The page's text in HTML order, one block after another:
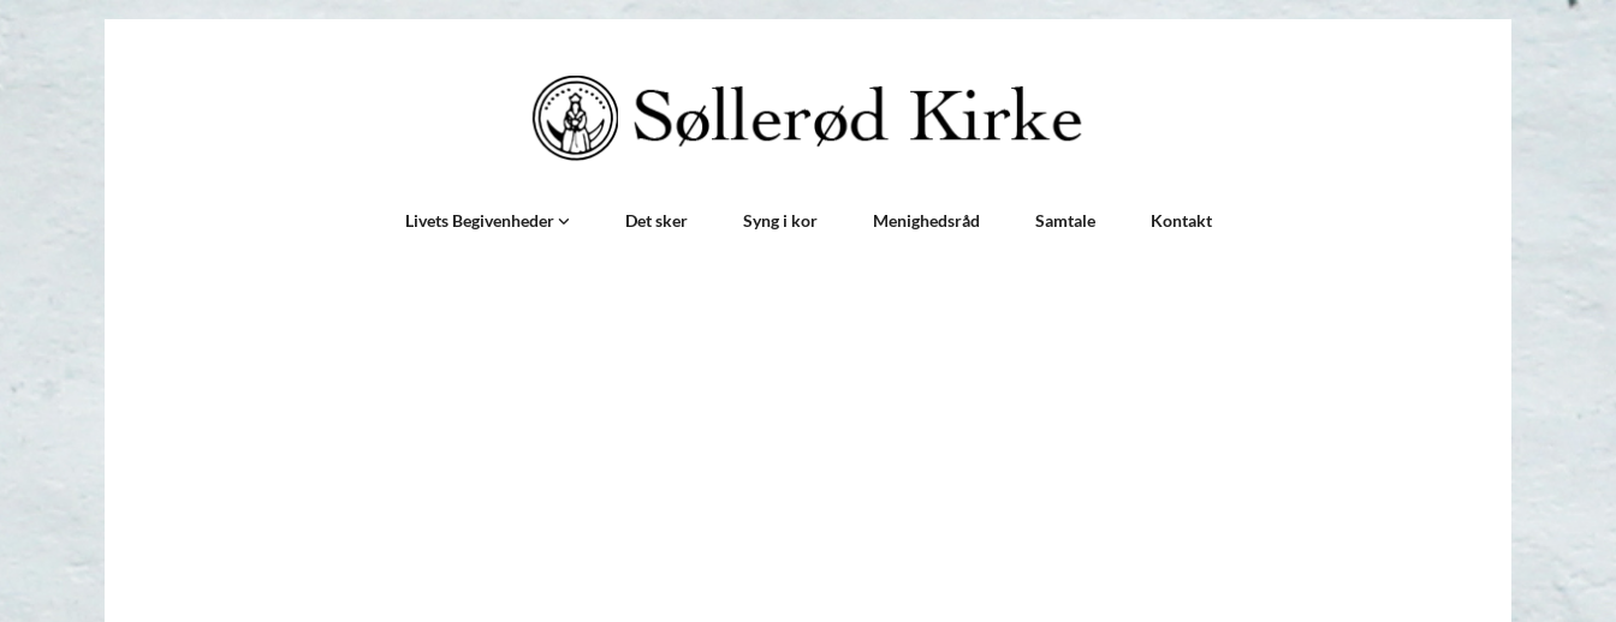
Livets Begivenheder Det sker Syng i kor Menighedsråd Samtale Kontakt